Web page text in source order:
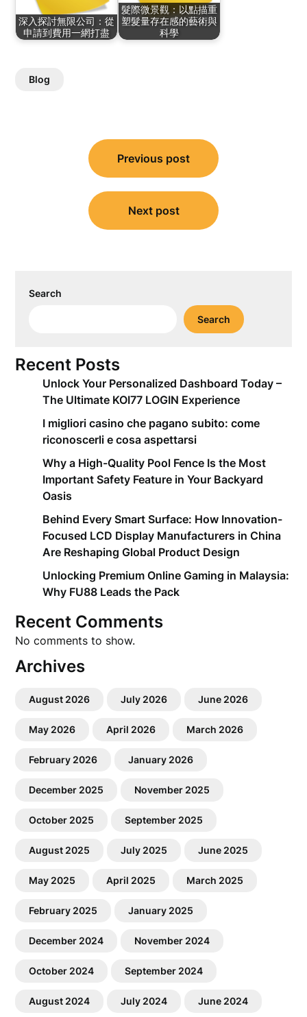
深入探討無限公司：從
申請到費用一網打盡
髮際微景觀：以點描重
塑髮量存在感的藝術與
科學
Blog
navigation
Previous post
Next post
Search
Search
Recent Posts
Unlock Your Personalized Dashboard Today –
The Ultimate KOI77 LOGIN Experience
I migliori casino che pagano subito: come
riconoscerli e cosa aspettarsi
Why a High-Quality Pool Fence Is the Most
Important Safety Feature in Your Backyard
Oasis
Behind Every Smart Surface: How Innovation-
Focused LCD Display Manufacturers in China
Are Reshaping Global Product Design
Unlocking Premium Online Gaming in Malaysia:
Why FU88 Leads the Pack
Recent Comments
No comments to show.
Archives
August 2026 July 2026 June 2026
May 2026 April 2026 March 2026
February 2026 January 2026
December 2025 November 2025
October 2025 September 2025
August 2025 July 2025 June 2025
May 2025 April 2025 March 2025
February 2025 January 2025
December 2024 November 2024
October 2024 September 2024
August 2024 July 2024 June 2024